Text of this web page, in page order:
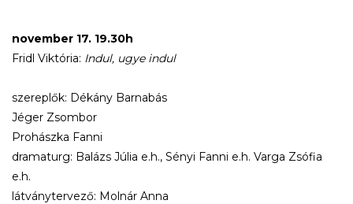
november 17. 19.30h
Fridl Viktória: Indul, ugye indul
szereplők: Dékány Barnabás
Jéger Zsombor
Prohászka Fanni
dramaturg: Balázs Júlia e.h., Sényi Fanni e.h. Varga Zsófia
e.h.
látványtervező: Molnár Anna